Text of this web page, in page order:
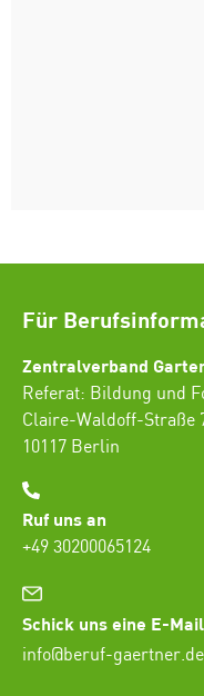
Für
Zentralverband
Referat: Bildung und
Claire-Waldoff-Straße
10117 Berlin
Ruf uns an
+49 30200065124
Schick uns eine E-Mail
info@beruf-gaertner.de